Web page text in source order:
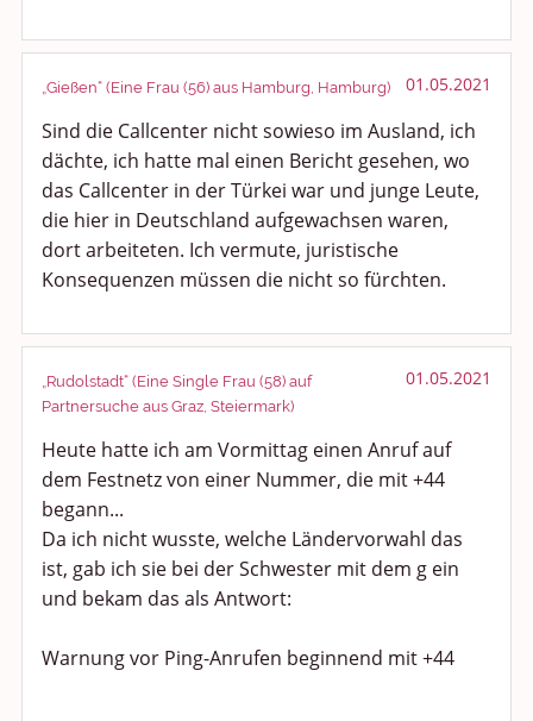
„Gießen“ (Eine Frau (56) aus Hamburg, Hamburg) 01.05.2021
Sind die Callcenter nicht sowieso im Ausland, ich
dächte, ich hatte mal einen Bericht gesehen, wo
das Callcenter in der Türkei war und junge Leute,
die hier in Deutschland aufgewachsen waren,
dort arbeiteten. Ich vermute, juristische
Konsequenzen müssen die nicht so fürchten.
„Rudolstadt“ (Eine Single Frau (58) auf
Partnersuche aus Graz, Steiermark)
01.05.2021
Heute hatte ich am Vormittag einen Anruf auf
dem Festnetz von einer Nummer, die mit +44
begann...
Da ich nicht wusste, welche Ländervorwahl das
ist, gab ich sie bei der Schwester mit dem g ein
und bekam das als Antwort:
Warnung vor Ping-Anrufen beginnend mit +44